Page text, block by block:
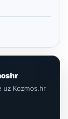
uz Kozmos.hr